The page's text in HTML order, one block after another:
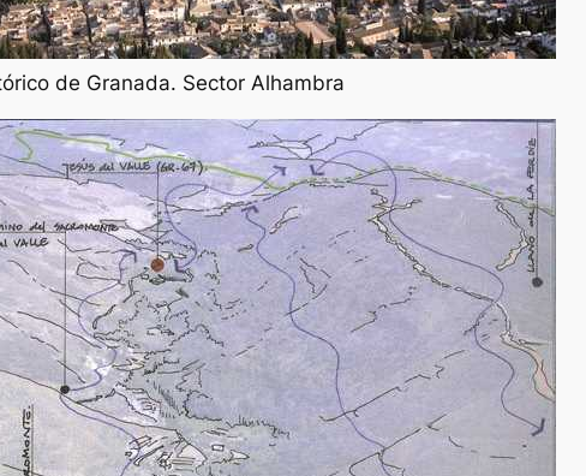
de Granada. Sector Alhambra